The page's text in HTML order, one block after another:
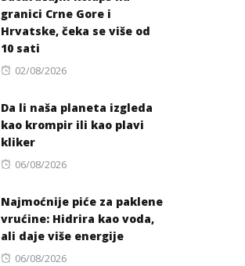
granici Crne Gore i
Hrvatske, čeka se više od
10 sati
Posted
02/08/2026
Da li naša planeta izgleda
kao krompir ili kao plavi
kliker
Posted
06/08/2026
Najmoćnije piće za paklene
vrućine: Hidrira kao voda,
ali daje više energije
Posted
06/08/2026